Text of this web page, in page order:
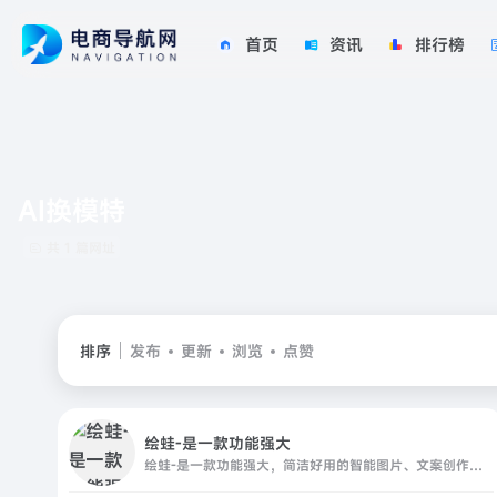
首页 资讯 排行榜
排序 发布 更新 浏览 点赞
绘蛙-是一款功能强大
绘蛙-是一款功能强大，简洁好用的智能图片、文案创作平台，并且拥有海量虚拟模特可选择。在绘蛙，你可训练自己的商品模型和模特模型，可通过AI生成商拍图和种草文案，可以创作小红书图片,电商商品主图,跨境电商主图,小红书种草文案,穿搭文案，视频口播文案，可在线一键美图,输入口令修改图片内容,一键换装,一键去